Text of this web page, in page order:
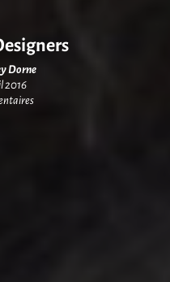
Dorne
2016